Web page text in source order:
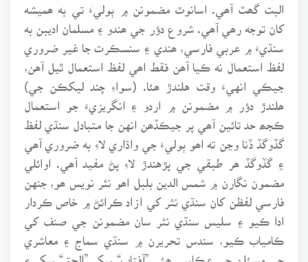
البت گھٽ آھي. اسانوٽ مضمونن ۾ ٻوليءَ تي به ھميشه
کان توجه رھي آھي. شروع دؤر جي ھندو ۽ مسلمان اديبن به
سنڌيءَ ۾ عربي فارسي، ھندي ۽ سنسڪرت جا غير ضروري
لفظ استعمال نه ڪيا آھن فقط اھي لفظ استعمال ٿيل آھن،
جيڪي انهيءَ وقت هلندڙ ھئا. (سواءِ چند ليکڪن جي)
ھلندڙ دؤر ۾ مضمونن ۾ اردو ۽ انگريزيءَ جو استعمال
ڪجھ حد تائين آھي پر جيڪڏھن انهن جا متبادل سنڌي لفظ
گڏوگڏ ڏنا وڃن ته اھو ٻوليءَ جي واڌاري لاءِ به ضروري آھي
۽ گڏوگڏ ھر طبقي جي پڙهندڙ لاءِ پڻ مفيد آھي. اوائلي
مضمون نگارن ۾ شمس الدين بلبل اھو نثر نويس ھو، جنهن
فارسي لفظن کان سنڌي نثر کي ازاد ڪرائڻ ۾ خاص ڪردار
ادا ڪيو ۽ سليس سنڌي نثر سان مضمونن جي صنف کي
ڪامياب ڪيو، سندس تحريرن ۾ سنڌي سماج ۽ معاشري
جي مسئلن جي عڪاسي ھئي ”آفتاب“ سکر ”الحق“ سکر ۽